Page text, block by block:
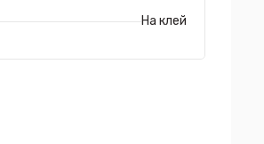
На клей